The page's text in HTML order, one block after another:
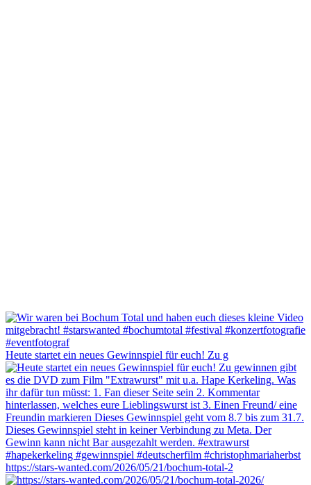
Heute startet ein neues Gewinnspiel für euch! Zu g
https://stars-wanted.com/2026/05/21/bochum-total-2